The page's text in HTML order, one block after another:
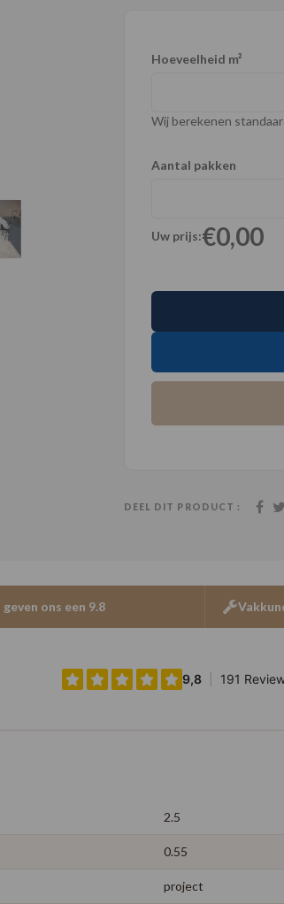
Hoeveelheid m²
Wij berekenen
Aantal pakken
Uw prijs:€0,00
DEEL DIT PRODUCT :
ons een 9.8
2.5
0.55
project